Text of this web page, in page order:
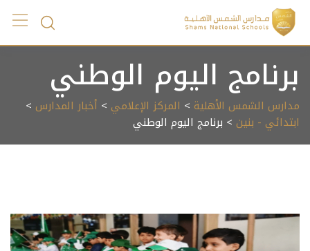
Skip
content
برنامج اليوم الوطني
مدارس الشمس الأهلية > المركز الإعلامي > أخبار المدارس >
ابتدائي - بنين > برنامج اليوم الوطني